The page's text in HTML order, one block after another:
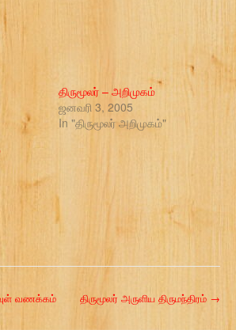
திருமூலர் – அறிமுகம்
ஜனவரி 3, 2005
In "திருமூலர் அறிமுகம்"
வணக்கம் திருமூலர் அருளிய திருமந்திரம் →